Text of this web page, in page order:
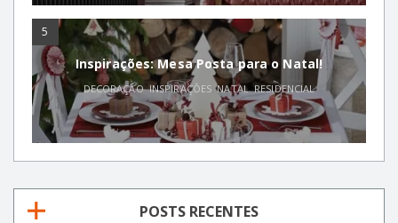
5
Inspirações: Mesa Posta para o Natal!
DECORAÇÃO,INSPIRAÇÕES ,NATAL,RESIDENCIAL
POSTS RECENTES